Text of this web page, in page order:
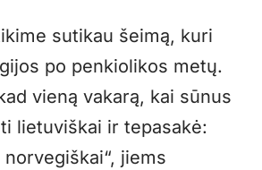
sutikau šeimą, kuri
po penkiolikos metų.
vieną vakarą, kai sūnus
lietuviškai ir tepasakė:
norvegiškai“, jiems